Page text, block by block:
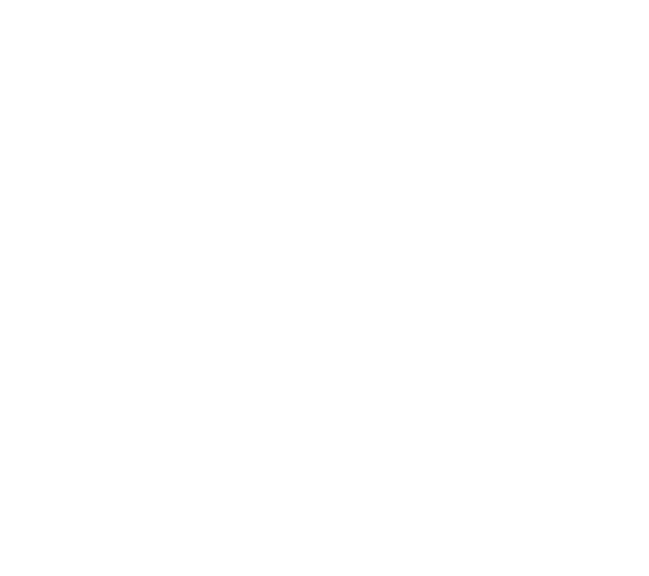
our website. By continuing to browse this website, you accept that cookies are
cookies, you can access our